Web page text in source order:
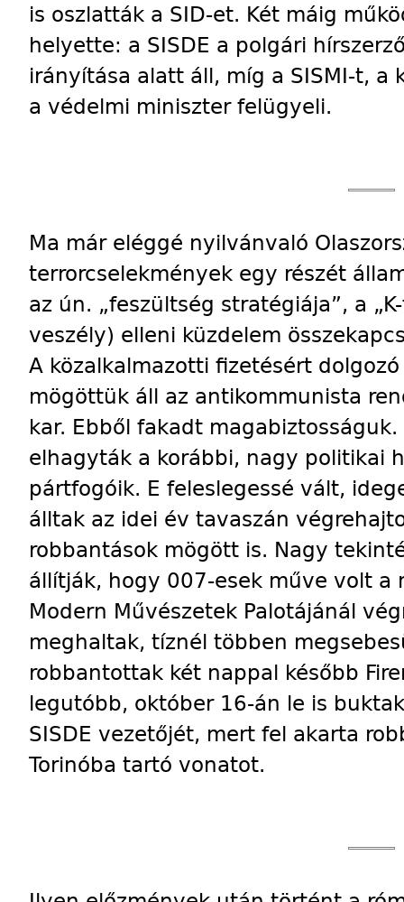
is oszlatták a SID-et. Két máig
helyette: a SISDE a polgári
irányítása alatt áll, míg a SISMI-t, a
a védelmi miniszter felügyeli.
Ma már eléggé nyilvánvaló
terrorcselekmények egy részét
az ún. „feszültség stratégiája”, a
veszély) elleni küzdelem
A közalkalmazotti fizetésért
mögöttük áll az antikommunista
kar. Ebből fakadt
elhagyták a korábbi, nagy politikai
pártfogóik. E feleslegessé vált,
álltak az idei év tavaszán
robbantások mögött is. Nagy
állítják, hogy 007-esek műve volt a
Modern Művészetek Palotájánál
meghaltak, tíznél többen
robbantottak két nappal később
legutóbb, október 16-án le is
SISDE vezetőjét, mert fel akarta
Torinóba tartó vonatot.